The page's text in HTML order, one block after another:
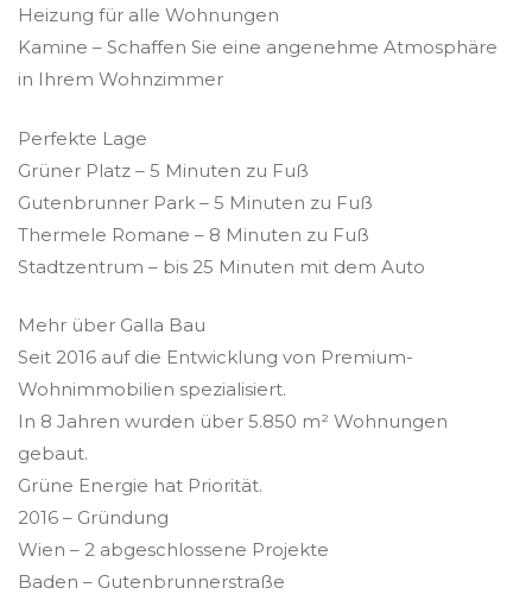
Heizung für alle Wohnungen
Kamine – Schaffen Sie eine angenehme Atmosphäre
in Ihrem Wohnzimmer
Perfekte Lage
Grüner Platz – 5 Minuten zu Fuß
Gutenbrunner Park – 5 Minuten zu Fuß
Thermele Romane – 8 Minuten zu Fuß
Stadtzentrum – bis 25 Minuten mit dem Auto
Mehr über Galla Bau
Seit 2016 auf die Entwicklung von Premium-
Wohnimmobilien spezialisiert.
In 8 Jahren wurden über 5.850 m² Wohnungen
gebaut.
Grüne Energie hat Priorität.
2016 – Gründung
Wien – 2 abgeschlossene Projekte
Baden – Gutenbrunnerstraße